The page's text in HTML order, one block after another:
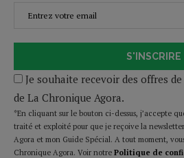
S'INSCRIRE
Je souhaite recevoir des offres
de La Chronique Agora.
*En cliquant sur le bouton ci-dessus, j’accepte
traité et exploité pour que je reçoive la
Agora et mon Guide Spécial. A tout moment,
Chronique Agora. Voir notre Politique de